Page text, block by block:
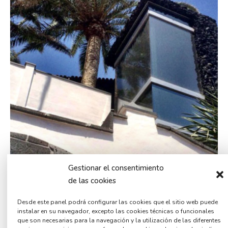
Gestionar el consentimiento
de las cookies
Desde este panel podrá configurar las cookies que el sitio web puede
instalar en su navegador, excepto las cookies técnicas o funcionales
que son necesarias para la navegación y la utilización de las diferentes